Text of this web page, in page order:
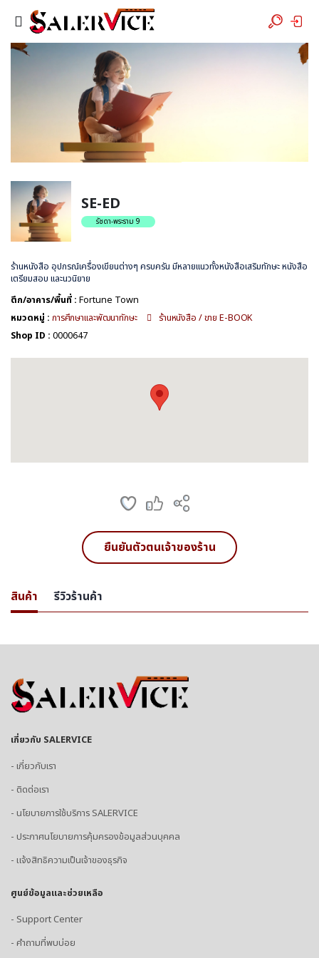
SE-ED
รัชดา-พระราม 9
ร้านหนังสือ อุปกรณ์เครื่องเขียนต่างๆ ครบครัน มีหลายแนวทั้งหนังสือเสริมทักษะ หนังสือ
เตรียมสอบ และนวนิยาย
ตึก/อาคาร/พื้นที่ : Fortune Town
หมวดหมู่ : การศึกษาและพัฒนาทักษะ
ร้านหนังสือ / ขาย E-BOOK
Shop ID : 0000647
ยืนยันตัวตนเจ้าของร้าน
สินค้า รีวิวร้านค้า
เกี่ยวกับ SALERVICE
- เกี่ยวกับเรา
- ติดต่อเรา
- นโยบายการใช้บริการ SALERVICE
- ประกาศนโยบายการคุ้มครองข้อมูลส่วนบุคคล
- แจ้งสิทธิความเป็นเจ้าของธุรกิจ
ศูนย์ข้อมูลและช่วยเหลือ
- Support Center
- คำถามที่พบบ่อย